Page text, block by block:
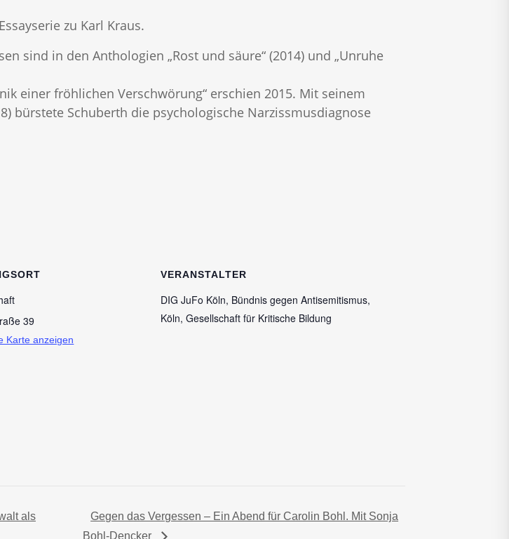
zu Karl Kraus.
sind in den Anthologien „Rost und säure“ (2014) und „Unruhe
einer fröhlichen Verschwörung“ erschien 2015. Mit seinem
bürstete Schuberth die psychologische Narzissmusdiagnose
39
Karte anzeigen
VERANSTALTER
DIG JuFo Köln, Bündnis gegen Antisemitismus,
Köln, Gesellschaft für Kritische Bildung
als
Gegen das Vergessen – Ein Abend für Carolin Bohl. Mit Sonja
Bohl-Dencker